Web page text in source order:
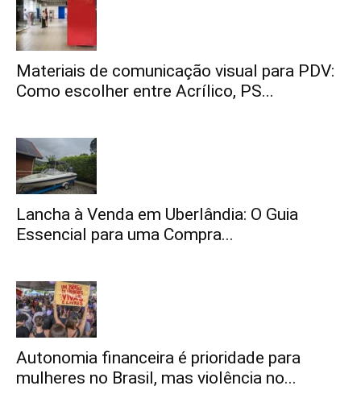
Materiais de comunicação visual para PDV:
Como escolher entre Acrílico, PS...
Lancha à Venda em Uberlândia: O Guia
Essencial para uma Compra...
Autonomia financeira é prioridade para
mulheres no Brasil, mas violência no...